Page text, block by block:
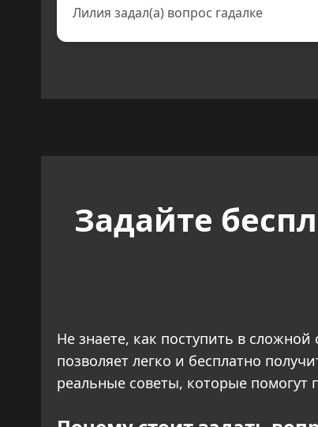
Лилия задал(а) вопрос гадалке
Задайте
Не знаете, как поступить в
позволяет легко и бесплатно
реальные советы, которые